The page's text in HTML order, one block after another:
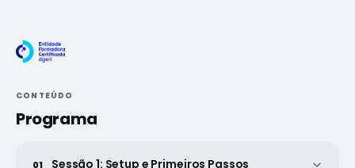
CONTEÚDO
Programa
01 Sessão 1: Setup e Primeiros Passos